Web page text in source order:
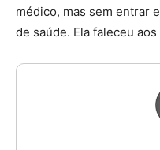
médico, mas sem entrar
de saúde. Ela faleceu aos